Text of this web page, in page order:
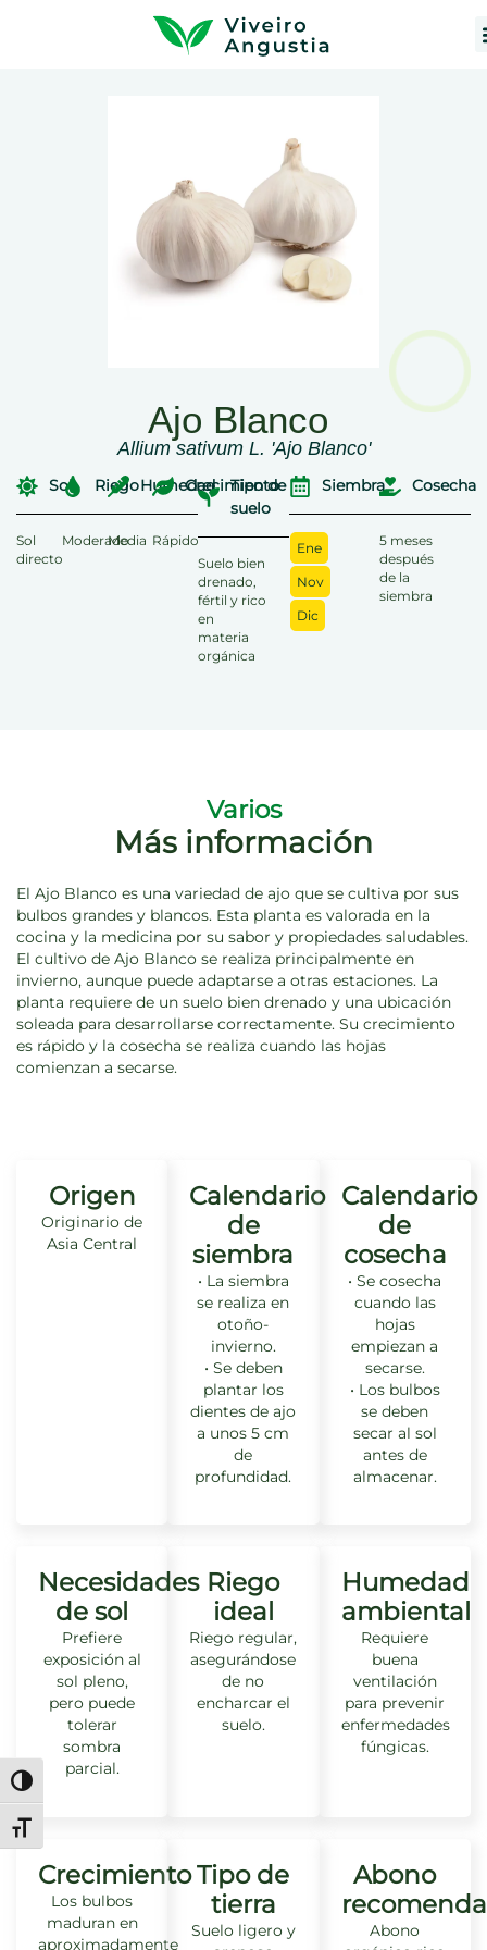
Alternar alto contraste
Alternar tamaño de letra
Ajo Blanco
Allium sativum L. 'Ajo Blanco'
Sol
Sol
directo
Riego
Moderado
Humedad
Media
Crecimiento
Rápido
Tipo de
suelo
Suelo bien
drenado,
fértil y rico
en
materia
orgánica
Siembra
Ene
Nov
Dic
Cosecha
5 meses
después
de la
siembra
Varios
Más información
El Ajo Blanco es una variedad de ajo que se cultiva por sus
bulbos grandes y blancos. Esta planta es valorada en la
cocina y la medicina por su sabor y propiedades saludables.
El cultivo de Ajo Blanco se realiza principalmente en
invierno, aunque puede adaptarse a otras estaciones. La
planta requiere de un suelo bien drenado y una ubicación
soleada para desarrollarse correctamente. Su crecimiento
es rápido y la cosecha se realiza cuando las hojas
comienzan a secarse.
Origen
Originario de
Asia Central
Calendario
de
siembra
• La siembra
se realiza en
otoño-
invierno.
• Se deben
plantar los
dientes de ajo
a unos 5 cm
de
profundidad.
Calendario
de
cosecha
• Se cosecha
cuando las
hojas
empiezan a
secarse.
• Los bulbos
se deben
secar al sol
antes de
almacenar.
Necesidades
de sol
Prefiere
exposición al
sol pleno,
pero puede
tolerar
sombra
parcial.
Riego
ideal
Riego regular,
asegurándose
de no
encharcar el
suelo.
Humedad
ambiental
Requiere
buena
ventilación
para prevenir
enfermedades
fúngicas.
Crecimiento
Los bulbos
maduran en
aproximadamente
Tipo de
tierra
Suelo ligero y
Abono
Abono